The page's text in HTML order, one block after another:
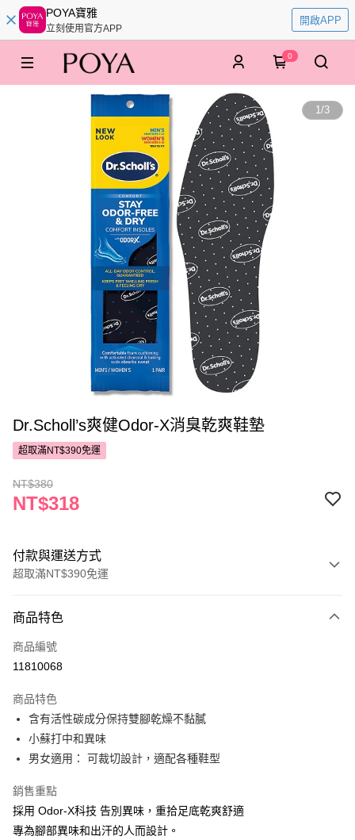
POYA寶雅
立刻使用官方APP
開啟APP
0
1/3
Dr.Scholl’s爽健Odor-X消臭乾爽鞋墊
超取滿NT$390免運
NT$380
NT$318
付款與運送方式
超取滿NT$390免運
POYA支付
信用卡一次付款
LINE Pay
Apple Pay
悠遊付
Google Pay
商品特色
商品編號
11810068
商品特色
含有活性碳成分保持雙腳乾燥不黏膩
小蘇打中和異味
男女適用： 可裁切設計，適配各種鞋型
銷售重點
採用 Odor-X科技 告別異味，重拾足底乾爽舒適
專為腳部異味和出汗的人而設計。